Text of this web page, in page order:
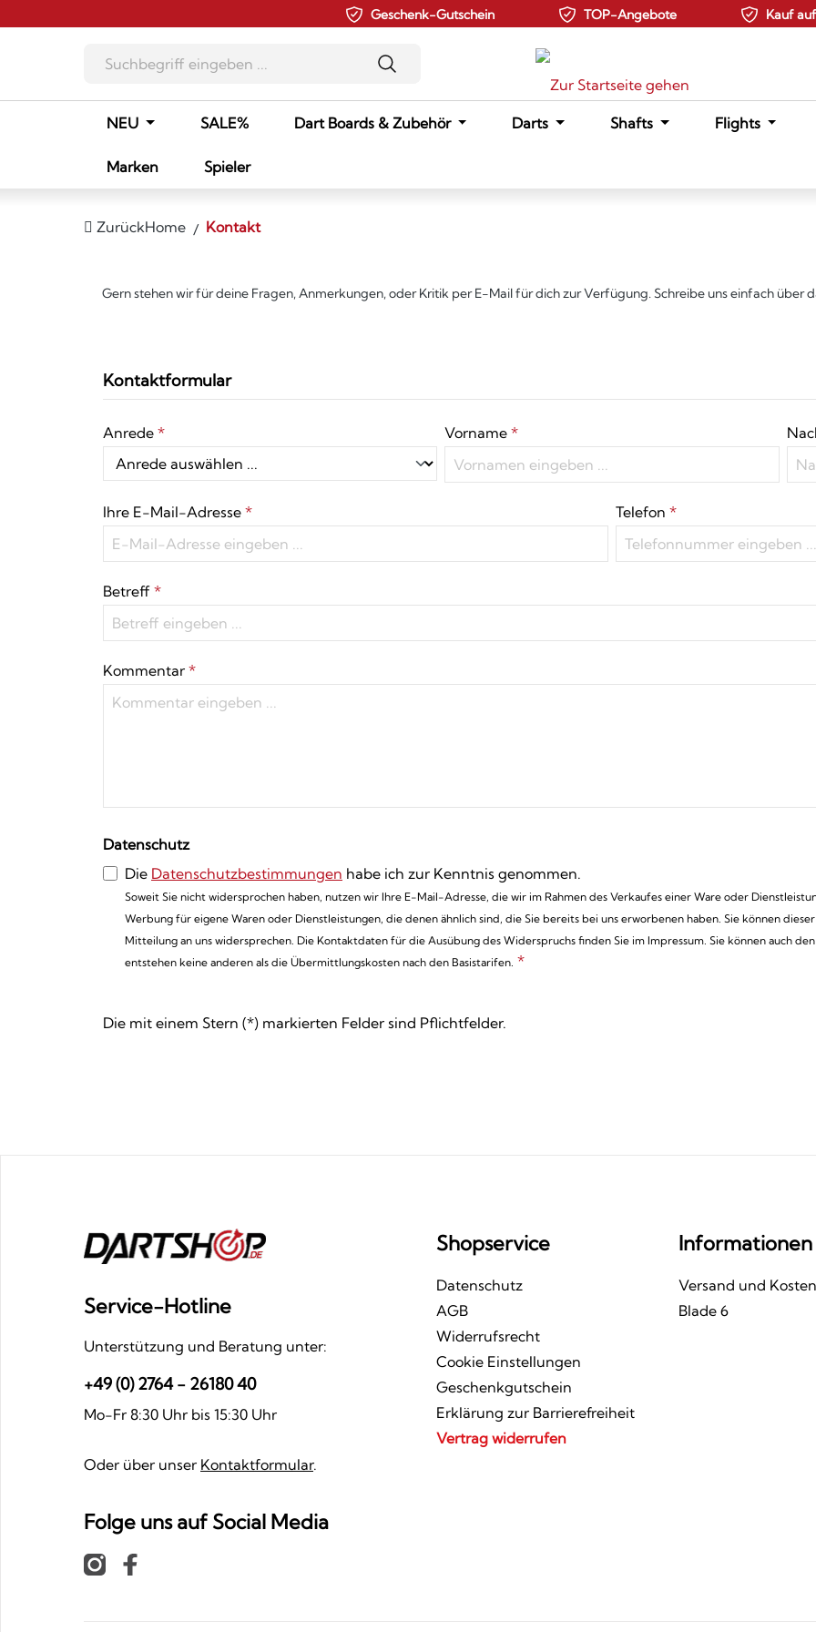
Geschenk-Gutschein TOP-Angebote Kauf
NEU SALE% Dart Boards & Zubehör Darts Shafts Flights
Marken Spieler
ZurückHome Kontakt
Gern stehen wir für deine Fragen, Anmerkungen, oder Kritik per E-Mail für dich zur Verfügung. Schreibe uns einfach über
Kontaktformular
Anrede * Vorname*
Ihre E-Mail-Adresse * Telefon *
Betreff *
Kommentar *
Datenschutz
Die Datenschutzbestimmungen habe ich zur Kenntnis genommen.
Soweit Sie nicht widersprochen haben, nutzen wir Ihre E-Mail-Adresse, die wir im Rahmen des Verkaufes einer Ware oder
Werbung für eigene Waren oder Dienstleistungen, die denen ähnlich sind, die Sie bereits bei uns erworbenen haben. Sie können
Mitteilung an uns widersprechen. Die Kontaktdaten für die Ausübung des Widerspruchs finden Sie im Impressum. Sie können auch
entstehen keine anderen als die Übermittlungskosten nach den Basistarifen. *
Die mit einem Stern (*) markierten Felder sind Pflichtfelder.
Service-Hotline
Unterstützung und Beratung unter:
+49 (0) 2764 - 26180 40
Mo-Fr 8:30 Uhr bis 15:30 Uhr
Oder über unser Kontaktformular.
Folge uns auf Social Media
Shopservice
Datenschutz
AGB
Widerrufsrecht
Cookie Einstellungen
Geschenkgutschein
Erklärung zur Barrierefreiheit
Vertrag widerrufen
Informationen
Versand und Kosten
Blade 6